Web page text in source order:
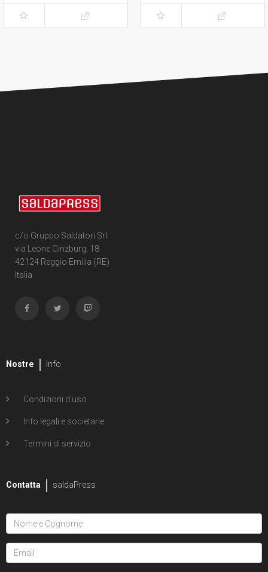
c/o Gruppo Saldatori Srl
via Leone Ginzburg, 18
42124 Reggio Emilia (RE)
Italia
Nostre Info
Condizioni d'uso
Info legali e societarie
Termini di servizio
Contatta saldaPress